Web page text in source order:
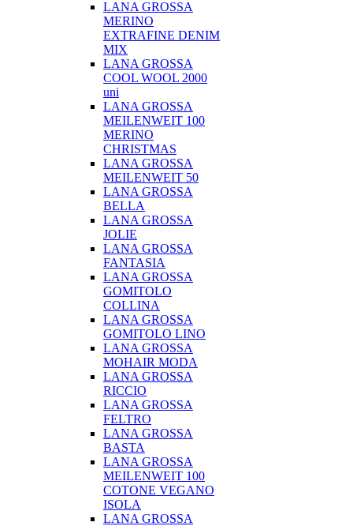
LANA GROSSA
MERINO
EXTRAFINE DENIM
MIX
LANA GROSSA
COOL WOOL 2000
uni
LANA GROSSA
MEILENWEIT 100
MERINO
CHRISTMAS
LANA GROSSA
MEILENWEIT 50
LANA GROSSA
BELLA
LANA GROSSA
JOLIE
LANA GROSSA
FANTASIA
LANA GROSSA
GOMITOLO
COLLINA
LANA GROSSA
GOMITOLO LINO
LANA GROSSA
MOHAIR MODA
LANA GROSSA
RICCIO
LANA GROSSA
FELTRO
LANA GROSSA
BASTA
LANA GROSSA
MEILENWEIT 100
COTONE VEGANO
ISOLA
LANA GROSSA